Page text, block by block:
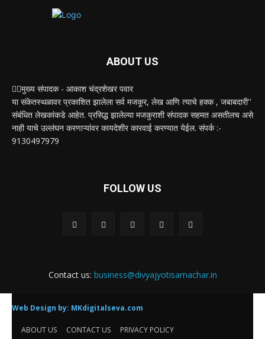
ABOUT US
✍🏻मुख्य संपादक - आकाश चंद्रशेखर पवार
या संकेतस्थळावर प्रकाशित झालेला सर्व मजकूर, लेख आणि त्याचे हक्क , जबाबदारी''
संबंधित लेखकांकडे आहेत. प्रसिद्ध झालेल्या मजकुराशी संपादक सहमत असतीलच असे
नाही याचे उल्लंघन करणाऱ्यांवर कायदेशीर कारवाई करण्यात येईल. संपर्क :-
9130497979
FOLLOW US
Contact us: business@divyajyotisamachar.in
Web Design by: MKdigitalseva.com
ABOUT US CONTACT US
PRIVACY POLICY